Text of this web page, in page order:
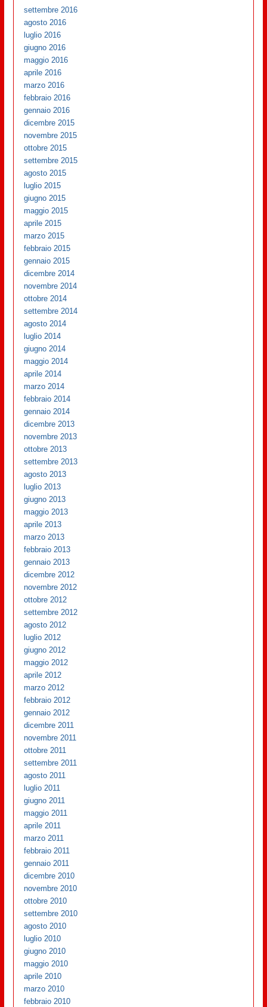
settembre 2016
agosto 2016
luglio 2016
giugno 2016
maggio 2016
aprile 2016
marzo 2016
febbraio 2016
gennaio 2016
dicembre 2015
novembre 2015
ottobre 2015
settembre 2015
agosto 2015
luglio 2015
giugno 2015
maggio 2015
aprile 2015
marzo 2015
febbraio 2015
gennaio 2015
dicembre 2014
novembre 2014
ottobre 2014
settembre 2014
agosto 2014
luglio 2014
giugno 2014
maggio 2014
aprile 2014
marzo 2014
febbraio 2014
gennaio 2014
dicembre 2013
novembre 2013
ottobre 2013
settembre 2013
agosto 2013
luglio 2013
giugno 2013
maggio 2013
aprile 2013
marzo 2013
febbraio 2013
gennaio 2013
dicembre 2012
novembre 2012
ottobre 2012
settembre 2012
agosto 2012
luglio 2012
giugno 2012
maggio 2012
aprile 2012
marzo 2012
febbraio 2012
gennaio 2012
dicembre 2011
novembre 2011
ottobre 2011
settembre 2011
agosto 2011
luglio 2011
giugno 2011
maggio 2011
aprile 2011
marzo 2011
febbraio 2011
gennaio 2011
dicembre 2010
novembre 2010
ottobre 2010
settembre 2010
agosto 2010
luglio 2010
giugno 2010
maggio 2010
aprile 2010
marzo 2010
febbraio 2010